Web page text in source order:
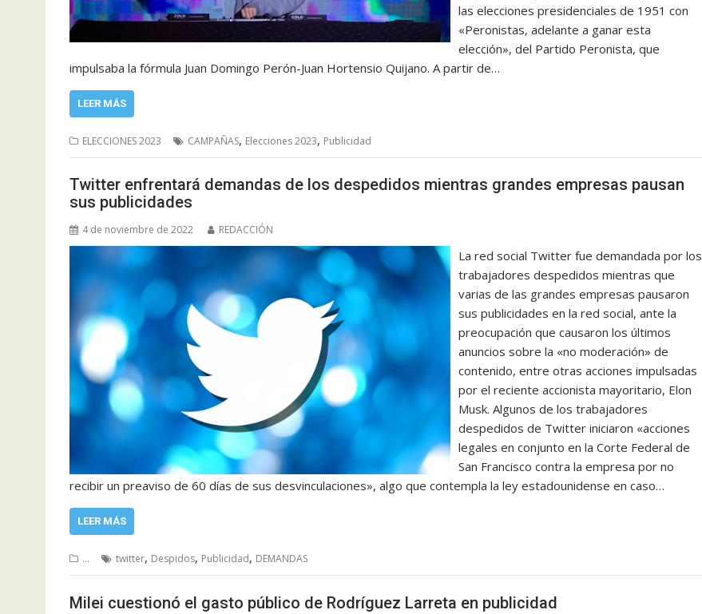
las elecciones presidenciales de 1951 con
«Peronistas, adelante a ganar esta
elección», del Partido Peronista, que
impulsaba la fórmula Juan Domingo Perón-Juan Hortensio Quijano. A partir de…
LEER MÁS
ELECCIONES 2023 CAMPAÑAS, Elecciones 2023, Publicidad
Twitter enfrentará demandas de los despedidos mientras grandes empresas pausan
sus publicidades
4 de noviembre de 2022 REDACCIÓN
La red social Twitter fue demandada por los
trabajadores despedidos mientras que
varias de las grandes empresas pausaron
sus publicidades en la red social, ante la
preocupación que causaron los últimos
anuncios sobre la «no moderación» de
contenido, entre otras acciones impulsadas
por el reciente accionista mayoritario, Elon
Musk. Algunos de los trabajadores
despedidos de Twitter iniciaron «acciones
legales en conjunto en la Corte Federal de
San Francisco contra la empresa por no
recibir un preaviso de 60 días de sus desvinculaciones», algo que contempla la ley estadounidense en caso…
LEER MÁS
... twitter, Despidos, Publicidad, DEMANDAS
Milei cuestionó el gasto público de Rodríguez Larreta en publicidad